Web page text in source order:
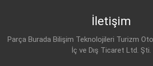
İletişim
Parça Burada Bilişim Teknolojileri Turizm
İç ve Dış Ticaret Ltd. Şti.